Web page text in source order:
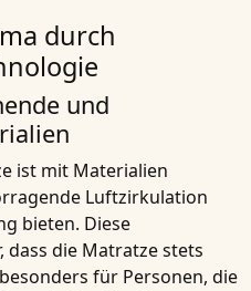
durch
und
ist mit Materialien
Luftzirkulation
bieten. Diese
dass die Matratze stets
für Personen, die